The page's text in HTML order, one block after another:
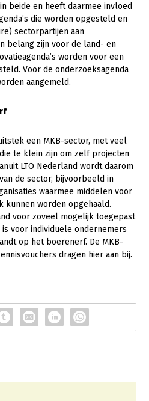
zomerbloemen
beide en heeft daarmee invloed
die worden opgesteld en
sectorpartijen aan
belang zijn voor de land- en
worden voor een
Voor de onderzoeksagenda
aangemeld.
een MKB-sector, met veel
te klein zijn om zelf projecten
LTO Nederland wordt daarom
de sector, bijvoorbeeld in
waarmee middelen voor
kunnen worden opgehaald.
voor zoveel mogelijk toegepast
voor individuele ondernemers
op het boerenerf. De MKB-
dragen hier aan bij.